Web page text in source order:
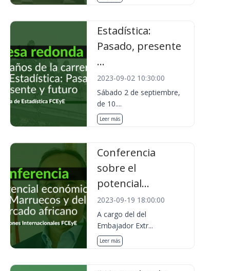
Estadística:
Pasado, presente
...
2023-09-02 10:30:00
Sábado 2 de septiembre,
de 10....
Leer más
Conferencia
sobre el
potencial...
2023-09-19 18:00:00
A cargo del del
Embajador Extr...
Leer más